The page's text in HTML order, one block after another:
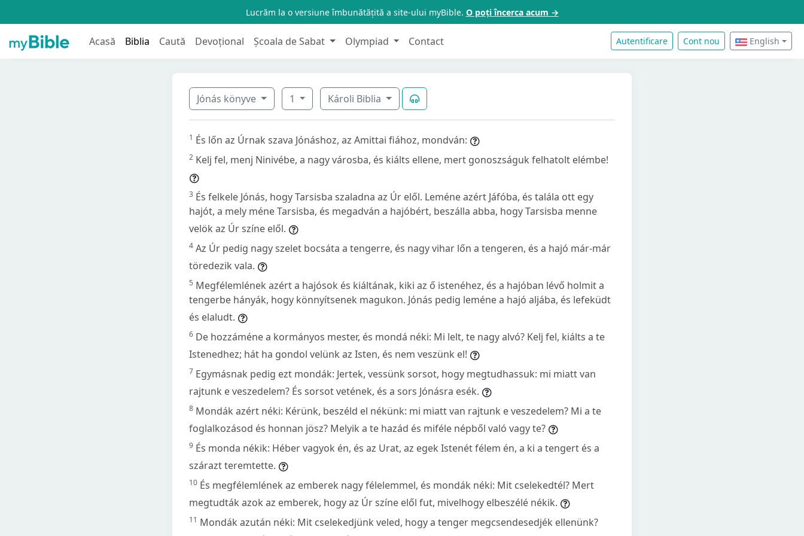
Lucrăm la o versiune îmbunătățită a site-ului myBible. O poți încerca acum →
Acasă Biblia Caută Devoțional Școala de Sabat Olympiad Contact Autentificare Cont nou English
Jónás könyve 1 Károli Biblia
1 És lőn az Úrnak szava Jónáshoz, az Amittai fiához, mondván:
2 Kelj fel, menj Ninivébe, a nagy városba, és kiálts ellene, mert gonoszságuk felhatolt elémbe!
3 És felkele Jónás, hogy Tarsisba szaladna az Úr elől. Leméne azért Jáfóba, és talála ott egy
hajót, a mely méne Tarsisba, és megadván a hajóbért, beszálla abba, hogy Tarsisba menne
velök az Úr színe elől.
4 Az Úr pedig nagy szelet bocsáta a tengerre, és nagy vihar lőn a tengeren, és a hajó már-már
töredezik vala.
5 Megfélemlének azért a hajósok és kiáltának, kiki az ő istenéhez, és a hajóban lévő holmit a
tengerbe hányák, hogy könnyítsenek magukon. Jónás pedig leméne a hajó aljába, és lefeküdt
és elaludt.
6 De hozzáméne a kormányos mester, és mondá néki: Mi lelt, te nagy alvó? Kelj fel, kiálts a te
Istenedhez; hát ha gondol velünk az Isten, és nem veszünk el!
7 Egymásnak pedig ezt mondák: Jertek, vessünk sorsot, hogy megtudhassuk: mi miatt van
rajtunk e veszedelem? És sorsot vetének, és a sors Jónásra esék.
8 Mondák azért néki: Kérünk, beszéld el nékünk: mi miatt van rajtunk e veszedelem? Mi a te
foglalkozásod és honnan jösz? Melyik a te hazád és miféle népből való vagy te?
9 És monda nékik: Héber vagyok én, és az Urat, az egek Istenét félem én, a ki a tengert és a
szárazt teremtette.
10 És megfélemlének az emberek nagy félelemmel, és mondák néki: Mit cselekedtél? Mert
megtudták azok az emberek, hogy az Úr színe elől fut, mivelhogy elbeszélé nékik.
11 Mondák azután néki: Mit cselekedjünk veled, hogy a tenger megcsendesedjék ellenünk?